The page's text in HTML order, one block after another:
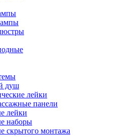
душ
лейки
панели
лейки
наборы
скрытого монтажа